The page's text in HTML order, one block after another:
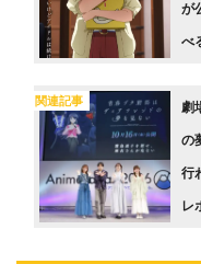
が
べ
関連記事 劇
の
行
レ